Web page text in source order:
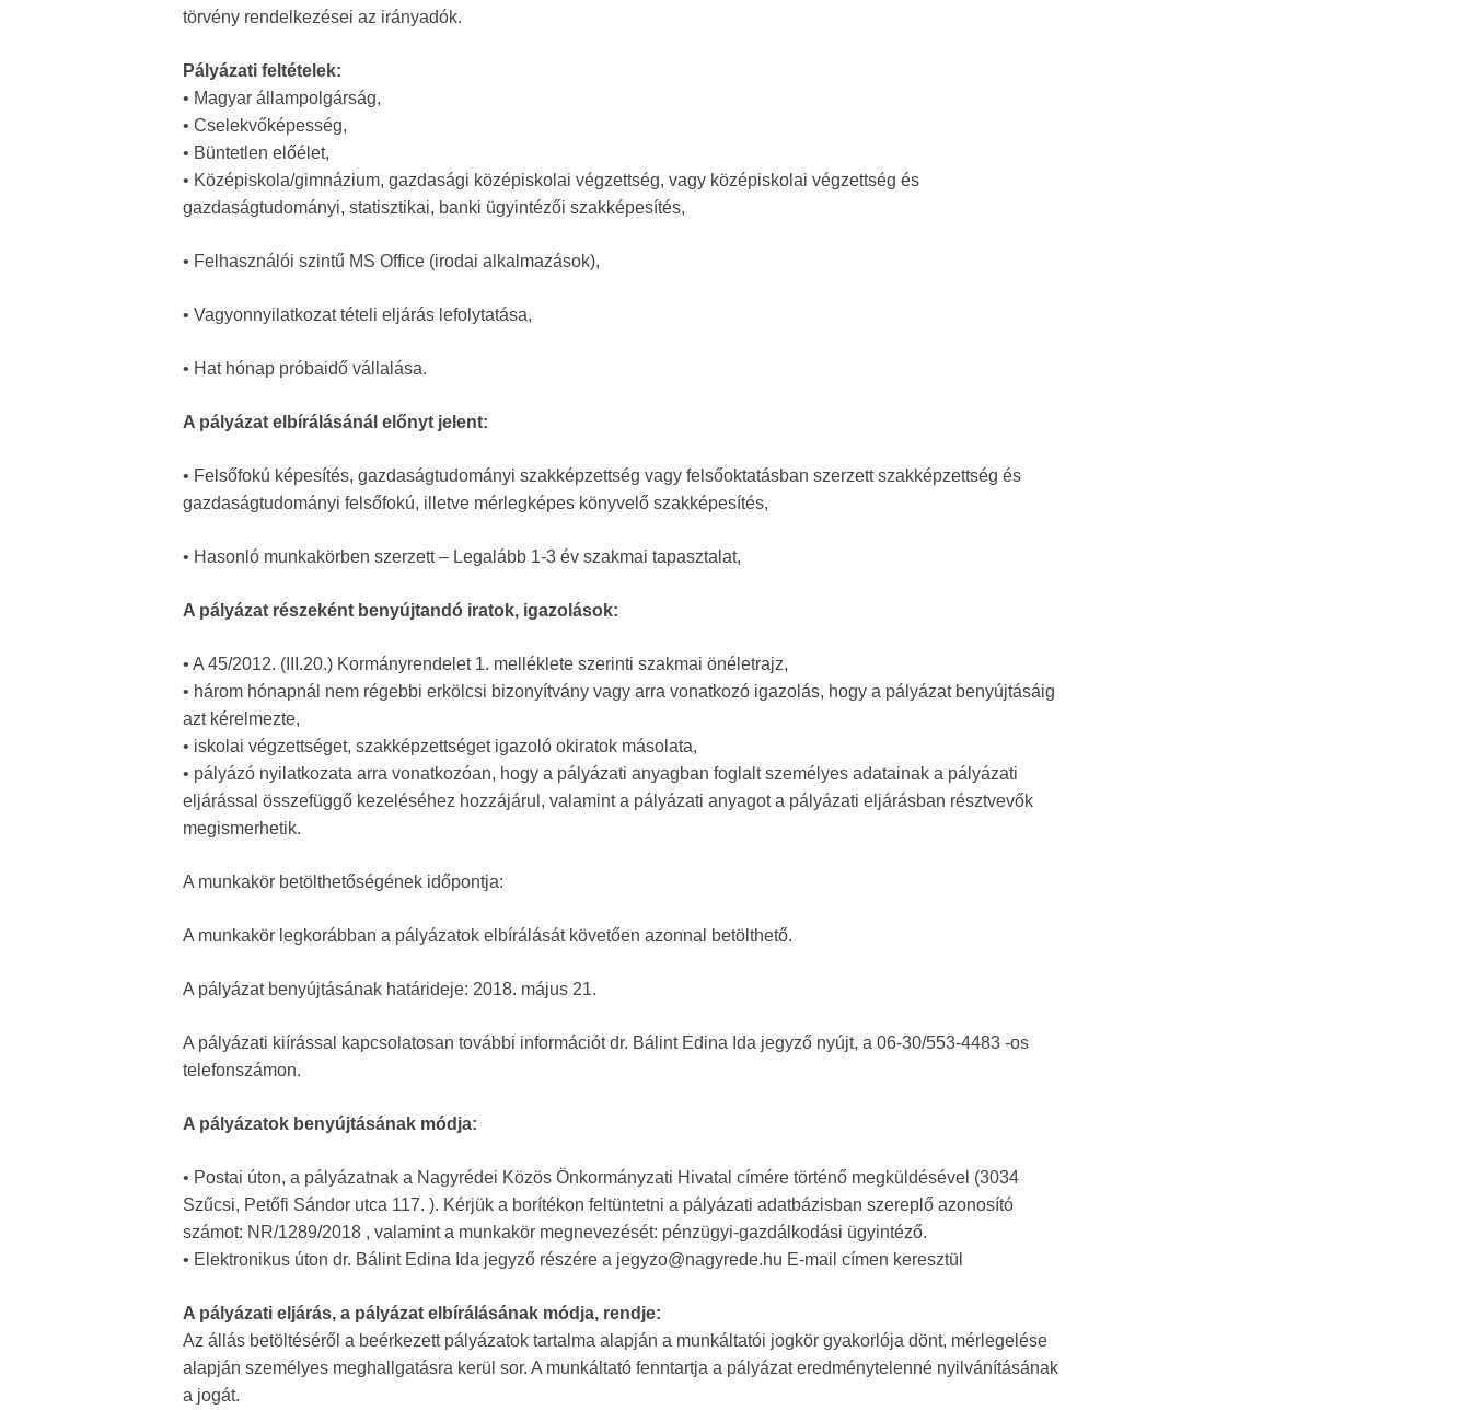
törvény rendelkezései az irányadók.
Pályázati feltételek:
• Magyar állampolgárság,
• Cselekvőképesség,
• Büntetlen előélet,
• Középiskola/gimnázium, gazdasági középiskolai végzettség, vagy középiskolai végzettség és
gazdaságtudományi, statisztikai, banki ügyintézői szakképesítés,
• Felhasználói szintű MS Office (irodai alkalmazások),
• Vagyonnyilatkozat tételi eljárás lefolytatása,
• Hat hónap próbaidő vállalása.
A pályázat elbírálásánál előnyt jelent:
• Felsőfokú képesítés, gazdaságtudományi szakképzettség vagy felsőoktatásban szerzett szakképzettség és
gazdaságtudományi felsőfokú, illetve mérlegképes könyvelő szakképesítés,
• Hasonló munkakörben szerzett – Legalább 1-3 év szakmai tapasztalat,
A pályázat részeként benyújtandó iratok, igazolások:
• A 45/2012. (III.20.) Kormányrendelet 1. melléklete szerinti szakmai önéletrajz,
• három hónapnál nem régebbi erkölcsi bizonyítvány vagy arra vonatkozó igazolás, hogy a pályázat benyújtásáig
azt kérelmezte,
• iskolai végzettséget, szakképzettséget igazoló okiratok másolata,
• pályázó nyilatkozata arra vonatkozóan, hogy a pályázati anyagban foglalt személyes adatainak a pályázati
eljárással összefüggő kezeléséhez hozzájárul, valamint a pályázati anyagot a pályázati eljárásban résztvevők
megismerhetik.
A munkakör betölthetőségének időpontja:
A munkakör legkorábban a pályázatok elbírálását követően azonnal betölthető.
A pályázat benyújtásának határideje: 2018. május 21.
A pályázati kiírással kapcsolatosan további információt dr. Bálint Edina Ida jegyző nyújt, a 06-30/553-4483 -os
telefonszámon.
A pályázatok benyújtásának módja:
• Postai úton, a pályázatnak a Nagyrédei Közös Önkormányzati Hivatal címére történő megküldésével (3034
Szűcsi, Petőfi Sándor utca 117. ). Kérjük a borítékon feltüntetni a pályázati adatbázisban szereplő azonosító
számot: NR/1289/2018 , valamint a munkakör megnevezését: pénzügyi-gazdálkodási ügyintéző.
• Elektronikus úton dr. Bálint Edina Ida jegyző részére a jegyzo@nagyrede.hu E-mail címen keresztül
A pályázati eljárás, a pályázat elbírálásának módja, rendje:
Az állás betöltéséről a beérkezett pályázatok tartalma alapján a munkáltatói jogkör gyakorlója dönt, mérlegelése
alapján személyes meghallgatásra kerül sor. A munkáltató fenntartja a pályázat eredménytelenné nyilvánításának
a jogát.